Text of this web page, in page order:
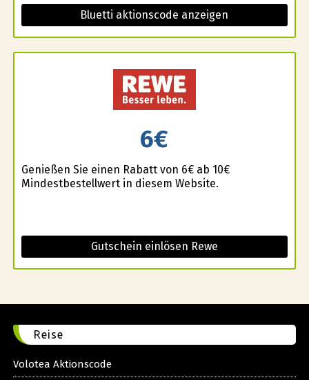
Bluetti aktionscode anzeigen
6€
Genießen Sie einen Rabatt von 6€ ab 10€
Mindestbestellwert in diesem Website.
Gutschein einlösen Rewe
Reise
Volotea Aktionscode